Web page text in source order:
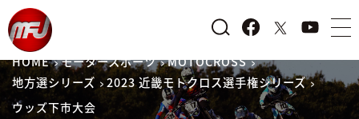
HOME モータースポーツ
MOTOCROSS
地方選シリーズ
2023 近畿モトクロス選手権シリーズ
ウッズ下市大会